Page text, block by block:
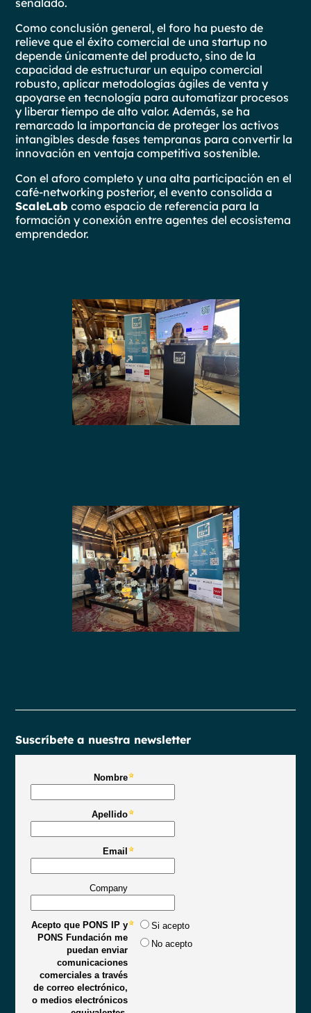
Suscríbete a nuestra newsletter
Como conclusión general, el foro ha puesto de
relieve que el éxito comercial de una startup no
depende únicamente del producto, sino de la
capacidad de estructurar un equipo comercial
robusto, aplicar metodologías ágiles de venta y
apoyarse en tecnología para automatizar procesos
y liberar tiempo de alto valor. Además, se ha
remarcado la importancia de proteger los activos
intangibles desde fases tempranas para convertir la
innovación en ventaja competitiva sostenible.
Con el aforo completo y una alta participación en el
café-networking posterior, el evento consolida a
ScaleLab como espacio de referencia para la
formación y conexión entre agentes del ecosistema
emprendedor.